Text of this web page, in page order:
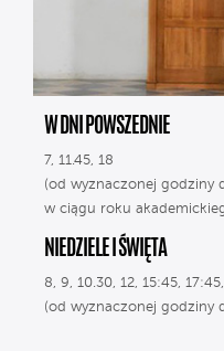
W DNI POWSZEDNIE
7, 11.45, 18
(od wyznaczonej godziny
w ciągu roku
NIEDZIELE I ŚWIĘTA
8, 9, 10.30, 12, 15:45,
(od wyznaczonej godziny